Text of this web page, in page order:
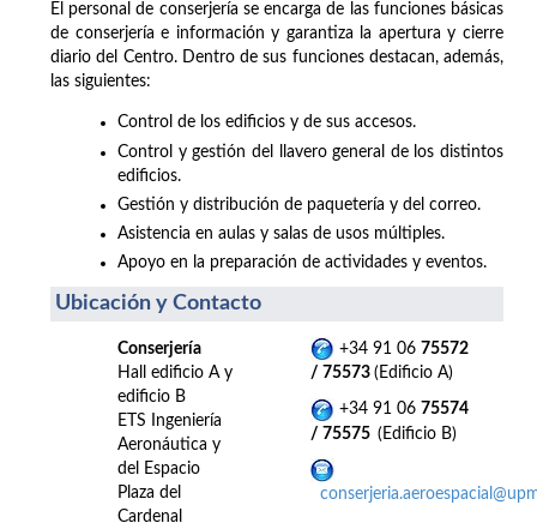
El personal de conserjería se encarga de las funciones básicas
de conserjería e información y garantiza la apertura y cierre
diario del Centro. Dentro de sus funciones destacan, además,
las siguientes:
Control de los edificios y de sus accesos.
Control y gestión del llavero general de los distintos
edificios.
Gestión y distribución de paquetería y del correo.
Asistencia en aulas y salas de usos múltiples.
Apoyo en la preparación de actividades y eventos.
Ubicación y Contacto
Conserjería
Hall edificio A y
edificio B
ETS Ingeniería
Aeronáutica y
del Espacio
Plaza del
Cardenal
+34 91 06 75572
/ 75573 (Edificio A)
+34 91 06 75574
/ 75575 (Edificio B)